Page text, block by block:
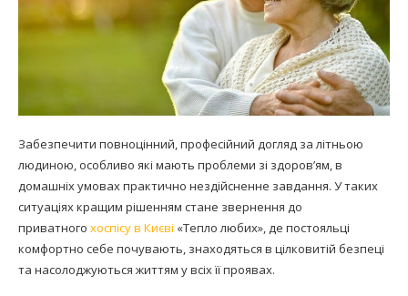
Забезпечити повноцінний, професійний догляд за літньою
людиною, особливо які мають проблеми зі здоров’ям, в
домашніх умовах практично нездійсненне завдання. У таких
ситуаціях кращим рішенням стане звернення до
приватного хоспісу в Києві «Тепло любих», де постояльці
комфортно себе почувають, знаходяться в цілковитій безпеці
та насолоджуються життям у всіх її проявах.